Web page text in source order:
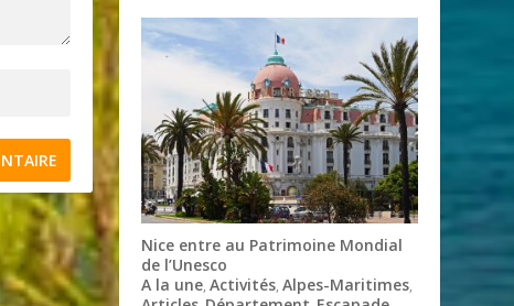
Nice entre au Patrimoine Mondial
de l’Unesco
A la une,Activités,Alpes-Maritimes,